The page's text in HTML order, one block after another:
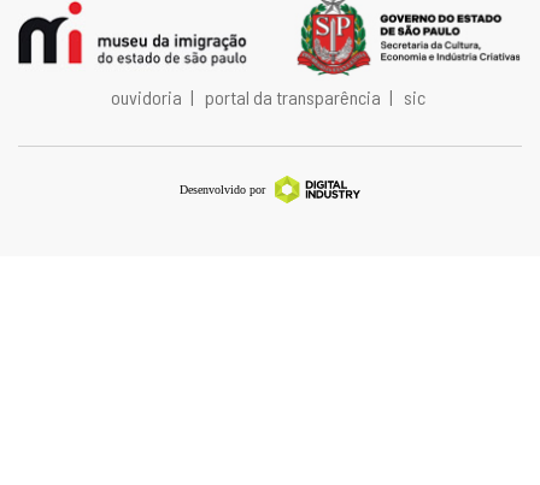
ouvidoria | portal da transparência | sic